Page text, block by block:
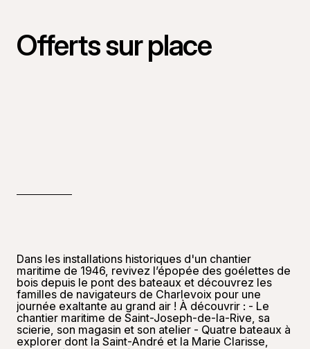
Offerts sur place
Dans les installations historiques d'un chantier
maritime de 1946, revivez l’épopée des goélettes de
bois depuis le pont des bateaux et découvrez les
familles de navigateurs de Charlevoix pour une
journée exaltante au grand air ! À découvrir : - Le
chantier maritime de Saint-Joseph-de-la-Rive, sa
scierie, son magasin et son atelier - Quatre bateaux à
explorer dont la Saint-André et la Marie Clarisse,